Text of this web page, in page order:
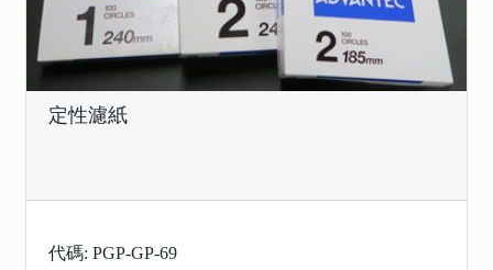
定性濾紙
代碼: PGP-GP-69